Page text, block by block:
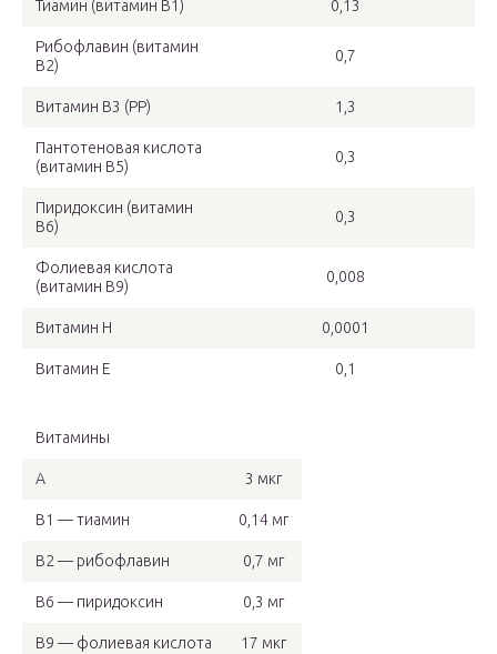
Тиамин (витамин B1) 0,13
Рибофлавин (витамин
B2)
0,7
Витамин B3 (PP) 1,3
Пантотеновая кислота
(витамин B5)
0,3
Пиридоксин (витамин
B6)
0,3
Фолиевая кислота
(витамин B9)
0,008
Витамин H 0,0001
Витамин E 0,1
Витамины
A 3 мкг
B1 — тиамин 0,14 мг
B2 — рибофлавин 0,7 мг
B6 — пиридоксин 0,3 мг
B9 — фолиевая кислота 17 мкг